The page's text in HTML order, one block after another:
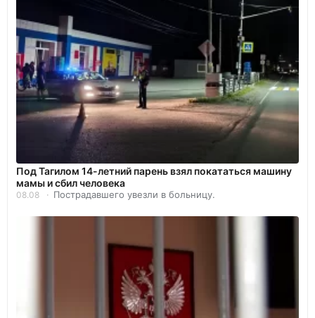
Под Тагилом 14-летний парень взял покататься машину
мамы и сбил человека
08.08 Пострадавшего увезли в больницу.